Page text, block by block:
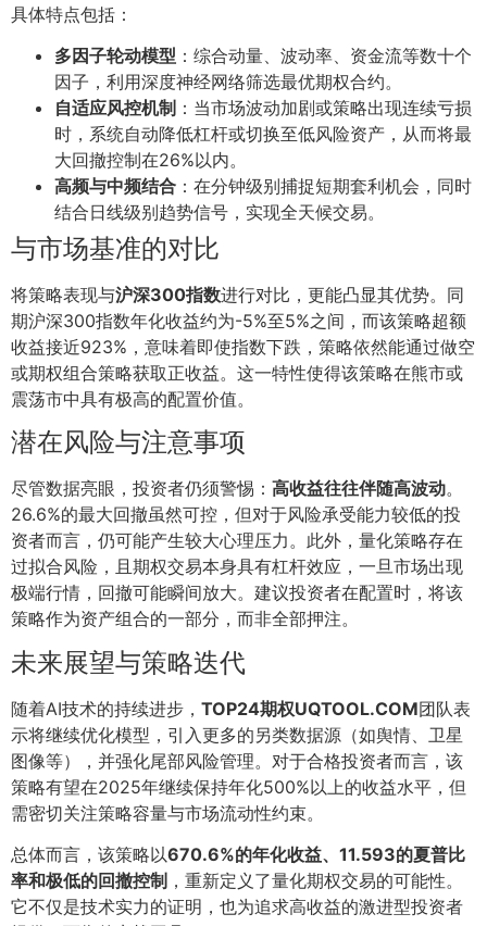
具体特点包括：
多因子轮动模型 ：综合动量、波动率、资金流等数十个
因子，利用深度神经网络筛选最优期权合约。
自适应风控机制 ：当市场波动加剧或策略出现连续亏损
时，系统自动降低杠杆或切换至低风险资产，从而将最
大回撤控制在26%以内。
高频与中频结合 ：在分钟级别捕捉短期套利机会，同时
结合日线级别趋势信号，实现全天候交易。
与市场基准的对比
将策略表现与沪深300指数进行对比，更能凸显其优势。同
期沪深300指数年化收益约为-5%至5%之间，而该策略超额
收益接近923%，意味着即使指数下跌，策略依然能通过做空
或期权组合策略获取正收益。这一特性使得该策略在熊市或
震荡市中具有极高的配置价值。
潜在风险与注意事项
尽管数据亮眼，投资者仍须警惕： 高收益往往伴随高波动。
26.6%的最大回撤虽然可控，但对于风险承受能力较低的投
资者而言，仍可能产生较大心理压力。此外，量化策略存在
过拟合风险，且期权交易本身具有杠杆效应，一旦市场出现
极端行情，回撤可能瞬间放大。建议投资者在配置时，将该
策略作为资产组合的一部分，而非全部押注。
未来展望与策略迭代
随着AI技术的持续进步， TOP24期权UQTOOL.COM团队表
示将继续优化模型，引入更多的另类数据源（如舆情、卫星
图像等），并强化尾部风险管理。对于合格投资者而言，该
策略有望在2025年继续保持年化500%以上的收益水平，但
需密切关注策略容量与市场流动性约束。
总体而言，该策略以670.6%的年化收益、11.593的夏普比
率和极低的回撤控制 ，重新定义了量化期权交易的可能性。
它不仅是技术实力的证明，也为追求高收益的激进型投资者